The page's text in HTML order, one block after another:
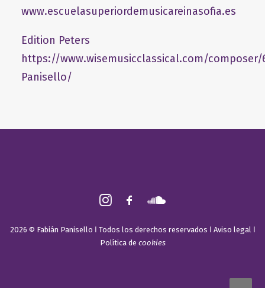
www.escuelasuperiordemusicareinasofia.es
Edition Peters
https://www.wisemusicclassical.com/composer/
Panisello/
2026 © Fabián Panisello ǀ Todos los derechos reservados ǀ Aviso legal ǀ
Política de cookies